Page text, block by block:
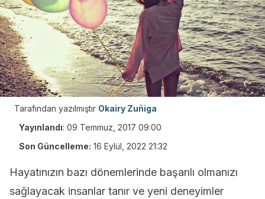
Tarafından yazılmıştır Okairy Zuñiga
Yayınlandı: 09 Temmuz, 2017 09:00
Son Güncelleme: 16 Eylül, 2022 21:32
Hayatınızın bazı dönemlerinde başarılı olmanızı
sağlayacak insanlar tanır ve yeni deneyimler